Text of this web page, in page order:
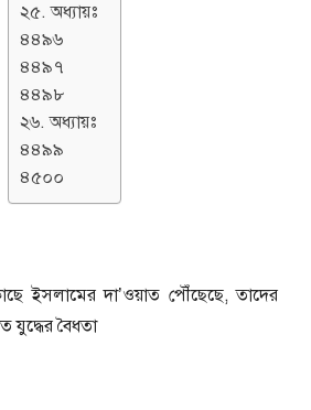
২৫. অধ্যায়ঃ
৪৪৯৬
৪৪৯৭
৪৪৯৮
২৬. অধ্যায়ঃ
৪৪৯৯
৪৫০০
ইসলামের দা’ওয়াত পৌঁছেছে, তাদের
যুদ্ধের বৈধতা